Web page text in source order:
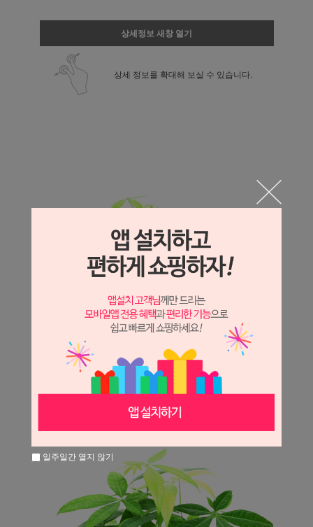
상세정보 새창 열기
상세 정보를 확대해 보실 수 있습니다.
일주일간 열지 않기